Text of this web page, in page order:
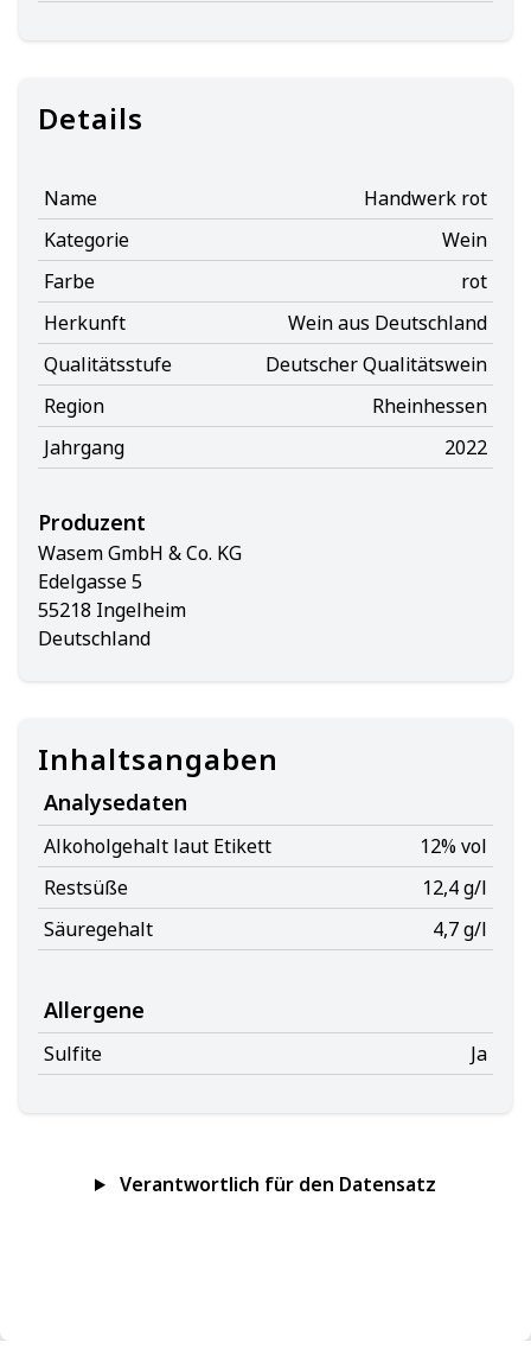
Details
Name
Handwerk rot
Kategorie
Wein
Farbe
rot
Herkunft
Wein aus Deutschland
Qualitätsstufe
Deutscher Qualitätswein
Region
Rheinhessen
Jahrgang
2022
Produzent
Wasem GmbH & Co. KG
Edelgasse 5
55218 Ingelheim
Deutschland
Inhaltsangaben
Analysedaten
Alkoholgehalt laut Etikett
12% vol
Restsüße
12,4 g/l
Säuregehalt
4,7 g/l
Allergene
Sulfite Ja
Verantwortlich für den Datensatz